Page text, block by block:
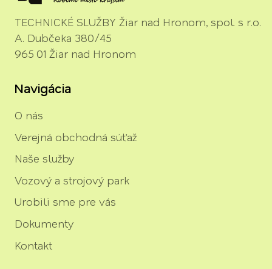
TECHNICKÉ SLUŽBY Žiar nad Hronom, spol. s r.o.
A. Dubčeka 380/45
965 01 Žiar nad Hronom
Navigácia
O nás
Verejná obchodná súťaž
Naše služby
Vozový a strojový park
Urobili sme pre vás
Dokumenty
Kontakt